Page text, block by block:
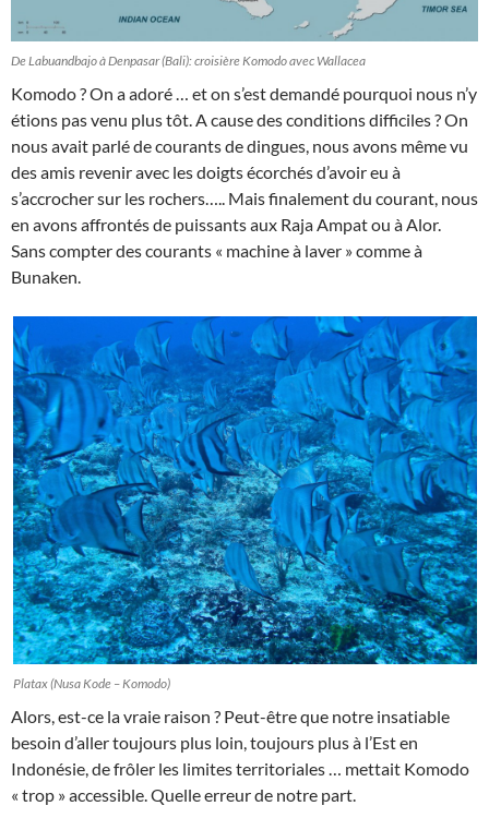
De Labuandbajo à Denpasar (Bali): croisière Komodo avec Wallacea
Komodo ? On a adoré … et on s’est demandé pourquoi nous n’y
étions pas venu plus tôt. A cause des conditions difficiles ? On
nous avait parlé de courants de dingues, nous avons même vu
des amis revenir avec les doigts écorchés d’avoir eu à
s’accrocher sur les rochers….. Mais finalement du courant, nous
en avons affrontés de puissants aux Raja Ampat ou à Alor.
Sans compter des courants « machine à laver » comme à
Bunaken.
Platax (Nusa Kode – Komodo)
Alors, est-ce la vraie raison ? Peut-être que notre insatiable
besoin d’aller toujours plus loin, toujours plus à l’Est en
Indonésie, de frôler les limites territoriales … mettait Komodo
« trop » accessible. Quelle erreur de notre part.